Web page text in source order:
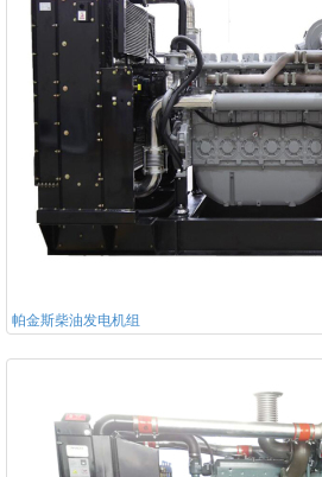
帕金斯柴油发电机组